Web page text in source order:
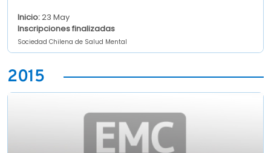
Inicio:23 May
Inscripciones finalizadas
Sociedad Chilena de Salud Mental
2015